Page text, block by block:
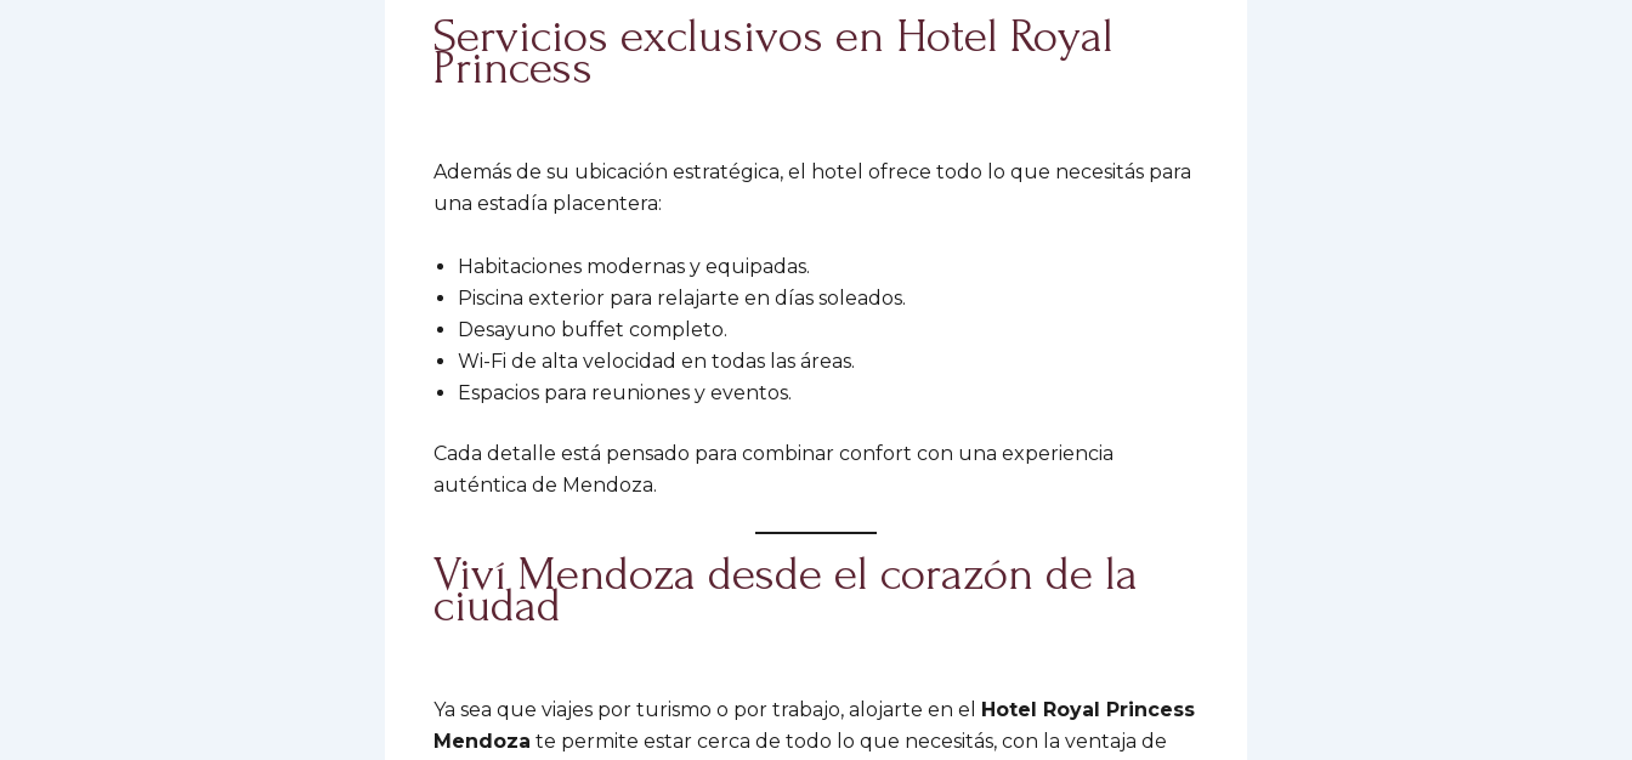
Servicios exclusivos en Hotel Royal
Princess
Además de su ubicación estratégica, el hotel ofrece todo lo que necesitás para
una estadía placentera:
Habitaciones modernas y equipadas.
Piscina exterior para relajarte en días soleados.
Desayuno buffet completo.
Wi-Fi de alta velocidad en todas las áreas.
Espacios para reuniones y eventos.
Cada detalle está pensado para combinar confort con una experiencia
auténtica de Mendoza.
Viví Mendoza desde el corazón de la
ciudad
Ya sea que viajes por turismo o por trabajo, alojarte en el
Hotel Royal Princess
Mendoza te permite estar cerca de todo lo que necesitás, con la ventaja de